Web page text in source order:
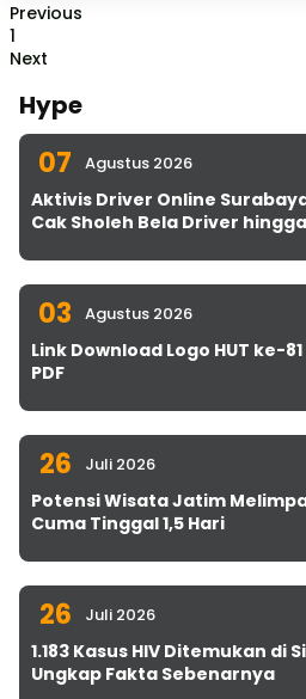
Previous
1
Next
Hype
07 Agustus 2026
Aktivis Driver Online
Cak Sholeh Bela Driver
03 Agustus 2026
Link Download Logo HUT ke-81
PDF
26 Juli 2026
Potensi Wisata Jatim
Cuma Tinggal 1,5 Hari
26 Juli 2026
1.183 Kasus HIV Ditemukan di
Ungkap Fakta Sebenarnya